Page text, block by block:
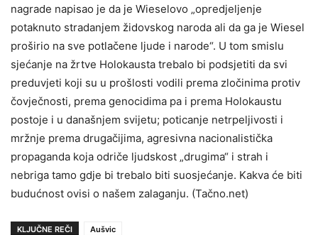
nagrade napisao je da je Wieselovo „opredjeljenje
potaknuto stradanjem židovskog naroda ali da ga je Wiesel
proširio na sve potlačene ljude i narode“. U tom smislu
sjećanje na žrtve Holokausta trebalo bi podsjetiti da svi
preduvjeti koji su u prošlosti vodili prema zločinima protiv
čovječnosti, prema genocidima pa i prema Holokaustu
postoje i u današnjem svijetu; poticanje netrpeljivosti i
mržnje prema drugačijima, agresivna nacionalistička
propaganda koja odriče ljudskost „drugima“ i strah i
nebriga tamo gdje bi trebalo biti suosjećanje. Kakva će biti
budućnost ovisi o našem zalaganju. (Tačno.net)
KLJUČNE REČI
Aušvic